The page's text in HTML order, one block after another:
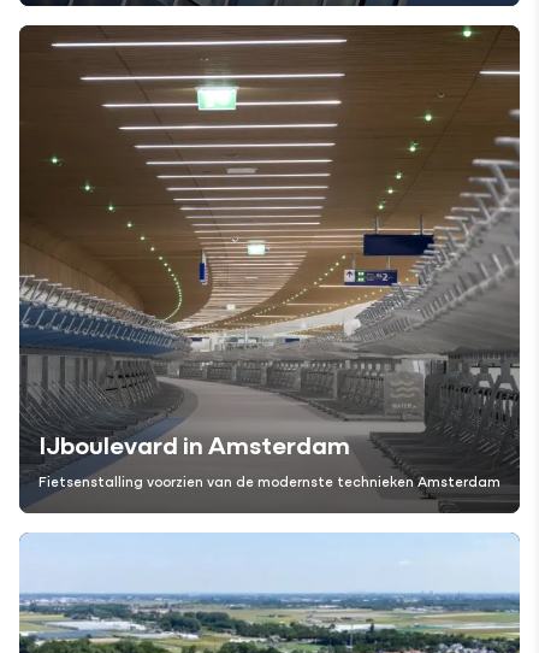
IJboulevard in Amsterdam
Fietsenstalling voorzien van de modernste techniekenAmsterdam